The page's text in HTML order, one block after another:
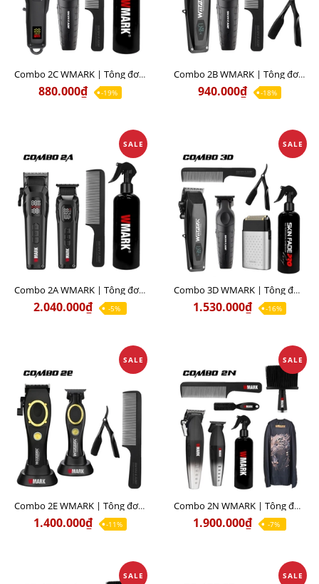
Combo 2C WMARK | Tông đơ pin cắt tóc NG-1001 + Tông đơ viền Skin Fade L10
880.000₫ -19%
Combo 2B WMARK | Tông đơ pin cắt tóc NG-125 + Tông đơ viền Skin Fade L10
940.000₫ -18%
SALE
Combo 2A WMARK | Tông đơ pin cắt tóc NG-8080 + Tông đơ viền NG-8280
2.040.000₫ -5%
SALE
Combo 3D WMARK | Tông đơ pin cắt tóc NG-125 + Tông đơ viền Skin Fade L10 + Máy Cạo khô NG-998
1.530.000₫ -16%
SALE
Combo 2E WMARK | Tông đơ cắt NG-7030 đen + Tông đơ viền NG-7230 đen
1.400.000₫ -11%
SALE
Combo 2N WMARK | Tông đơ cắt NG-2038 bạc + Tông đơ viền NG-325 bạc
1.900.000₫ -7%
SALE SALE